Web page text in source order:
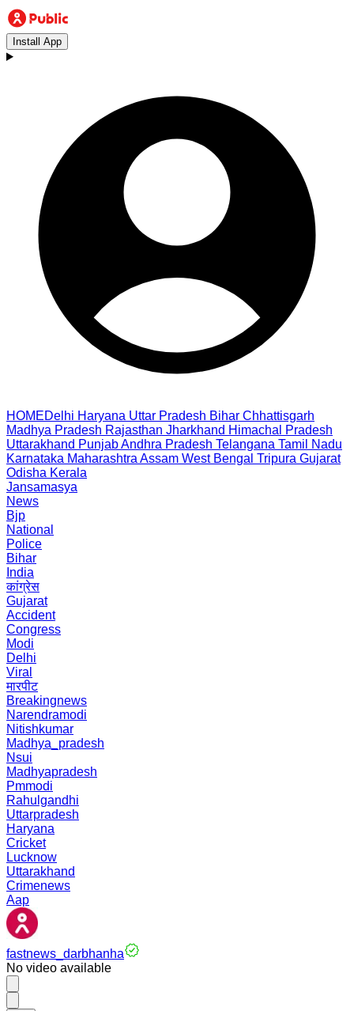
Install App
HOMEDelhi Haryana Uttar Pradesh Bihar Chhattisgarh
Madhya Pradesh Rajasthan Jharkhand Himachal Pradesh
Uttarakhand PunjabAndhra Pradesh Telangana Tamil Nadu
Karnataka Maharashtra Assam West Bengal Tripura Gujarat
Odisha Kerala
Jansamasya
News
Bjp
National
Police
Bihar
India
कांग्रेस
Gujarat
Accident
Congress
Modi
Delhi
Viral
मारपीट
Breakingnews
Narendramodi
Nitishkumar
Madhya_pradesh
Nsui
Madhyapradesh
Pmmodi
Rahulgandhi
Uttarpradesh
Haryana
Cricket
Lucknow
Uttarakhand
Crimenews
Aap
fastnews_darbhanha
No video available